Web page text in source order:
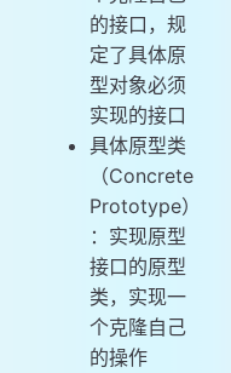
的接口，规
定了具体原
型对象必须
实现的接口
具体原型类
（Concrete
Prototype）
：实现原型
接口的原型
类，实现一
个克隆自己
的操作